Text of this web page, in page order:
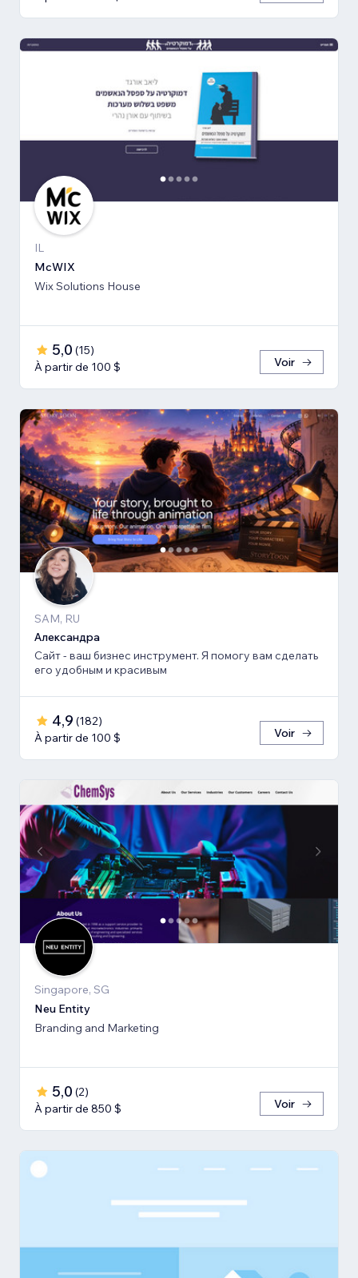
IL
McWIX
Wix Solutions House
5,0 (15)
À partir de 100 $
Voir
SAM, RU
Александра
Сайт - ваш бизнес инструмент. Я помогу вам сделать
его удобным и красивым
4,9 (182)
À partir de 100 $
Voir
Singapore, SG
Neu Entity
Branding and Marketing
5,0 (2)
À partir de 850 $
Voir